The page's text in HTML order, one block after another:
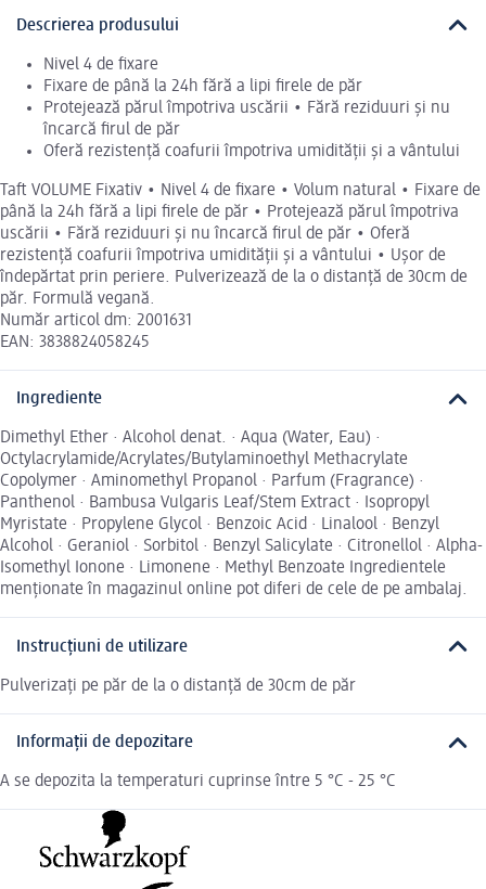
Descrierea produsului
Nivel 4 de fixare
Fixare de până la 24h fără a lipi firele de păr
Protejează părul împotriva uscării • Fără reziduuri și nu
încarcă firul de păr
Oferă rezistență coafurii împotriva umidității și a vântului
Taft VOLUME Fixativ • Nivel 4 de fixare • Volum natural • Fixare de
până la 24h fără a lipi firele de păr • Protejează părul împotriva
uscării • Fără reziduuri și nu încarcă firul de păr • Oferă
rezistență coafurii împotriva umidității și a vântului • Ușor de
îndepărtat prin periere. Pulverizează de la o distanță de 30cm de
păr. Formulă vegană.
Număr articol dm: 2001631
EAN: 3838824058245
Ingrediente
Dimethyl Ether · Alcohol denat. · Aqua (Water, Eau) ·
Octylacrylamide/Acrylates/Butylaminoethyl Methacrylate
Copolymer · Aminomethyl Propanol · Parfum (Fragrance) ·
Panthenol · Bambusa Vulgaris Leaf/Stem Extract · Isopropyl
Myristate · Propylene Glycol · Benzoic Acid · Linalool · Benzyl
Alcohol · Geraniol · Sorbitol · Benzyl Salicylate · Citronellol · Alpha-
Isomethyl Ionone · Limonene · Methyl Benzoate Ingredientele
menționate în magazinul online pot diferi de cele de pe ambalaj.
Instrucțiuni de utilizare
Pulverizați pe păr de la o distanță de 30cm de păr
Informații de depozitare
A se depozita la temperaturi cuprinse între 5 °C - 25 °C